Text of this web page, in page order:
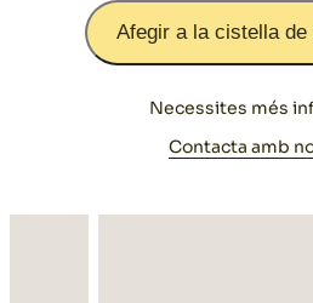
Afegir a la cistella de
Necessites més
Contacta amb